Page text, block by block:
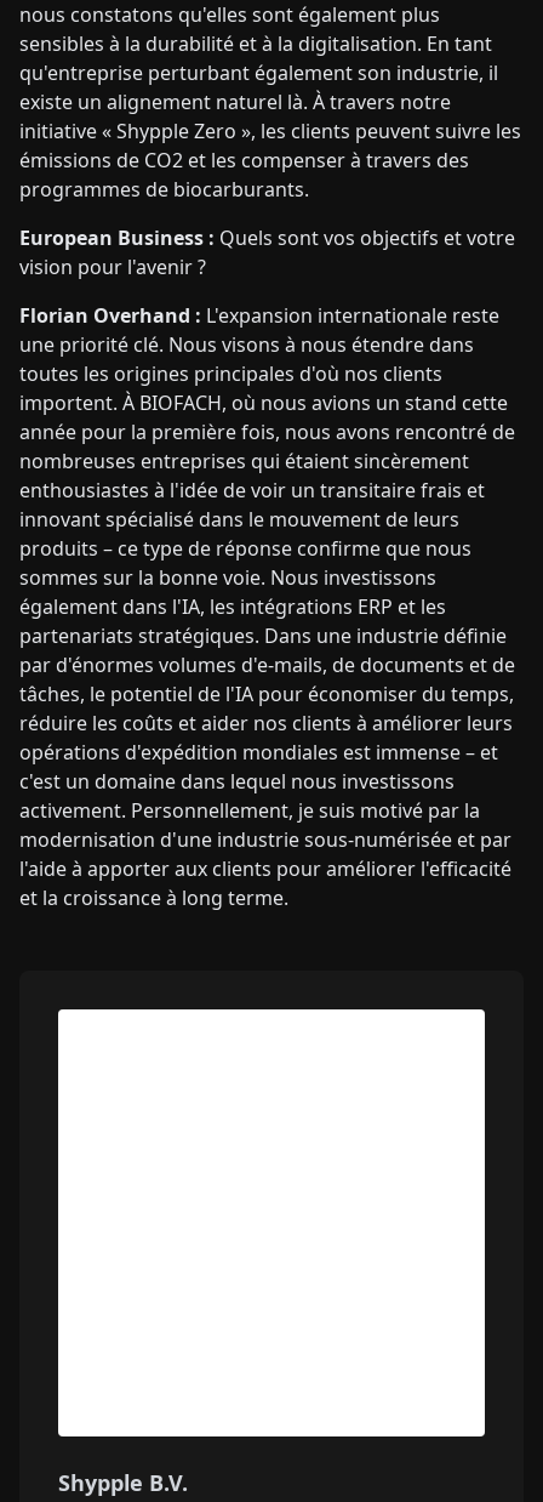
nous constatons qu'elles sont également plus
sensibles à la durabilité et à la digitalisation. En tant
qu'entreprise perturbant également son industrie, il
existe un alignement naturel là. À travers notre
initiative « Shypple Zero », les clients peuvent suivre les
émissions de CO2 et les compenser à travers des
programmes de biocarburants.
European Business : Quels sont vos objectifs et votre
vision pour l'avenir ?
Florian Overhand : L'expansion internationale reste
une priorité clé. Nous visons à nous étendre dans
toutes les origines principales d'où nos clients
importent. À BIOFACH, où nous avions un stand cette
année pour la première fois, nous avons rencontré de
nombreuses entreprises qui étaient sincèrement
enthousiastes à l'idée de voir un transitaire frais et
innovant spécialisé dans le mouvement de leurs
produits – ce type de réponse confirme que nous
sommes sur la bonne voie. Nous investissons
également dans l'IA, les intégrations ERP et les
partenariats stratégiques. Dans une industrie définie
par d'énormes volumes d'e-mails, de documents et de
tâches, le potentiel de l'IA pour économiser du temps,
réduire les coûts et aider nos clients à améliorer leurs
opérations d'expédition mondiales est immense – et
c'est un domaine dans lequel nous investissons
activement. Personnellement, je suis motivé par la
modernisation d'une industrie sous-numérisée et par
l'aide à apporter aux clients pour améliorer l'efficacité
et la croissance à long terme.
ÉMAIL
info@shypple.com